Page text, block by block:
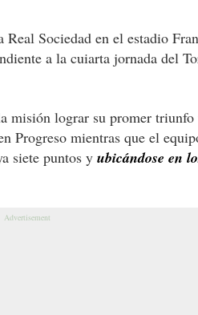
Sociedad en el estadio
a la cuiarta jornada del
misión lograr su promer triunfo
Progreso mientras que el
siete puntos y ubicándose en